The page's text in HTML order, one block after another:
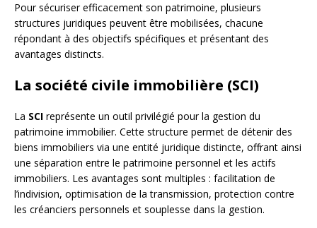
Pour sécuriser efficacement son patrimoine, plusieurs
structures juridiques peuvent être mobilisées, chacune
répondant à des objectifs spécifiques et présentant des
avantages distincts.
La société civile immobilière (SCI)
La SCI représente un outil privilégié pour la gestion du
patrimoine immobilier. Cette structure permet de détenir des
biens immobiliers via une entité juridique distincte, offrant ainsi
une séparation entre le patrimoine personnel et les actifs
immobiliers. Les avantages sont multiples : facilitation de
l’indivision, optimisation de la transmission, protection contre
les créanciers personnels et souplesse dans la gestion.